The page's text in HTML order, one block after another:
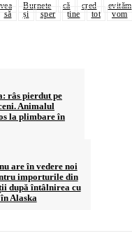
Burnete că cred evităm
să și sper ține tot vom
râs pierdut pe
Animalul
la plimbare în
are în vedere noi
importurile din
după întâlnirea cu
Alaska